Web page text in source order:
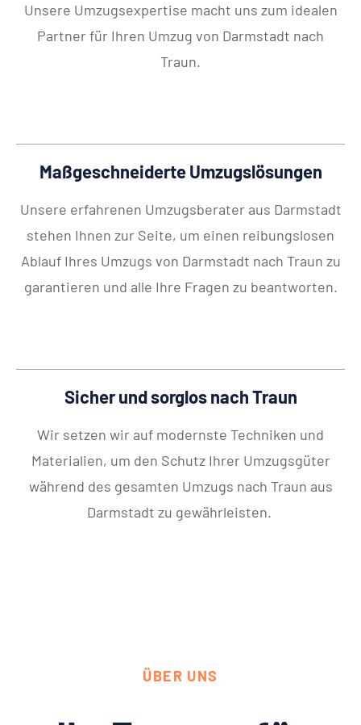
Unsere Umzugsexpertise macht uns zum idealen
Partner für Ihren Umzug von Darmstadt nach
Traun.
Maßgeschneiderte Umzugslösungen
Unsere erfahrenen Umzugsberater aus Darmstadt
stehen Ihnen zur Seite, um einen reibungslosen
Ablauf Ihres Umzugs von Darmstadt nach Traun zu
garantieren und alle Ihre Fragen zu beantworten.
Sicher und sorglos nach Traun
Wir setzen wir auf modernste Techniken und
Materialien, um den Schutz Ihrer Umzugsgüter
während des gesamten Umzugs nach Traun aus
Darmstadt zu gewährleisten.
ÜBER UNS